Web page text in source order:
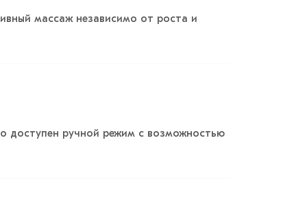
массаж независимо от роста и
доступен ручной режим с возможностью